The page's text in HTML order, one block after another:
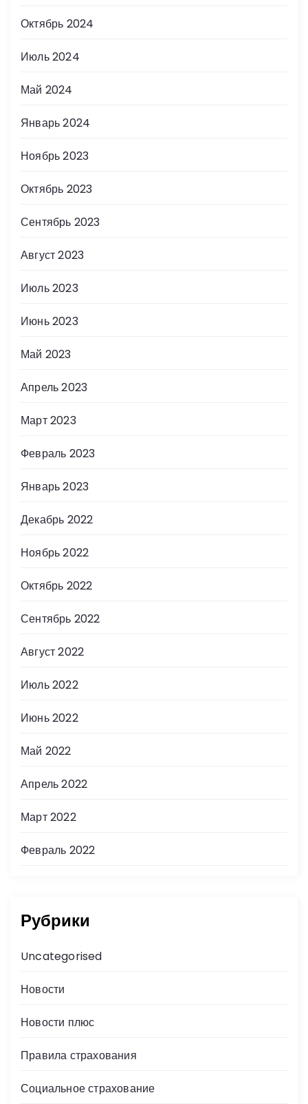
Октябрь 2024
Июль 2024
Май 2024
Январь 2024
Ноябрь 2023
Октябрь 2023
Сентябрь 2023
Август 2023
Июль 2023
Июнь 2023
Май 2023
Апрель 2023
Март 2023
Февраль 2023
Январь 2023
Декабрь 2022
Ноябрь 2022
Октябрь 2022
Сентябрь 2022
Август 2022
Июль 2022
Июнь 2022
Май 2022
Апрель 2022
Март 2022
Февраль 2022
Рубрики
Uncategorised
Новости
Новости плюс
Правила страхования
Социальное страхование